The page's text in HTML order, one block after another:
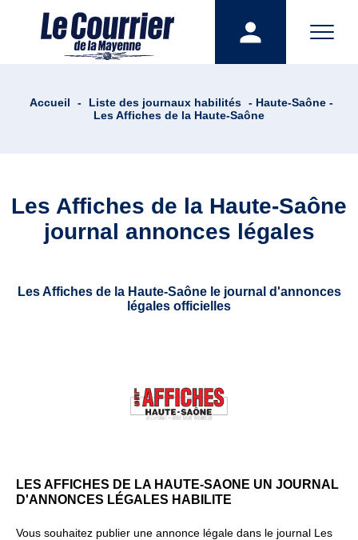
Accueil - Liste des journaux habilités - Haute-Saône -
Les Affiches de la Haute-Saône
Les Affiches de la Haute-Saône
journal annonces légales
Les Affiches de la Haute-Saône le journal d'annonces
légales officielles
LES AFFICHES DE LA HAUTE-SAONE UN JOURNAL
D'ANNONCES LÉGALES HABILITE
Vous souhaitez publier une annonce légale dans le journal Les